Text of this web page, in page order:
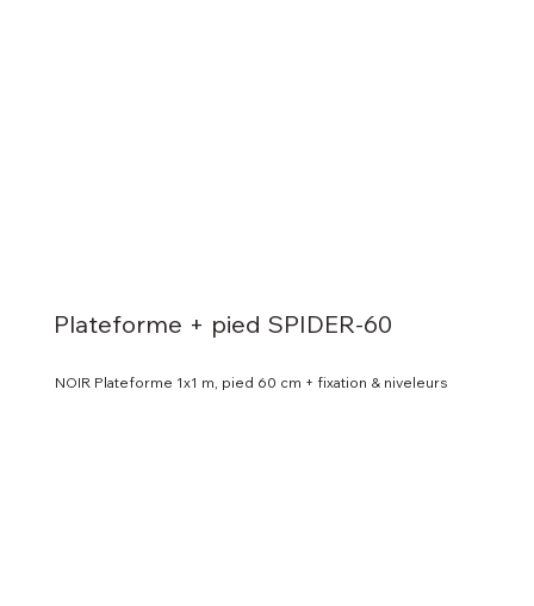
Plateforme + pied SPIDER-60
NOIR Plateforme 1x1 m, pied 60 cm + fixation & niveleurs